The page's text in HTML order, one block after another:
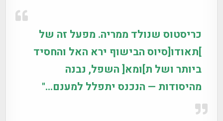
כריסטוס שנולד ממריה. מפעל זה של
]תאודו[סיוס הבישוף ירא האל והחסיד
ביותר ושל ת]ומא[ השפל, נבנה
מהיסודות — הנכנס יתפלל למענם…"